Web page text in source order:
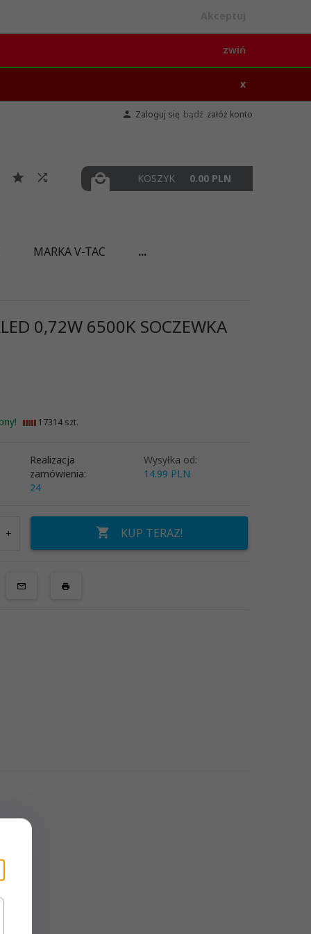
zwiń
x
Zaloguj się bądź załóż konto
KOSZYK 0.00PLN
MARKA V-TAC ...
0,72W 6500K SOCZEWKA
17314 szt.
Realizacja
zamówienia:
24
Wysyłka od:
14.99 PLN
KUP TERAZ!